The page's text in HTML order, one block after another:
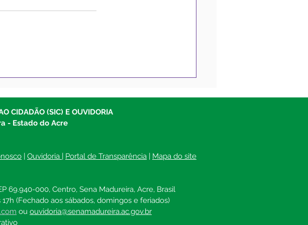
moradores
CIDADÃO (SIC) E OUVIDORIA
- Estado do Acre
Ouvidoria Portal de Transparência Mapa do site
69.940-000, Centro, Sena Madureira, Acre, Brasil
(Fechado aos sábados, domingos e feriados)
ou ouvidoria@senamadureira.ac.gov.br